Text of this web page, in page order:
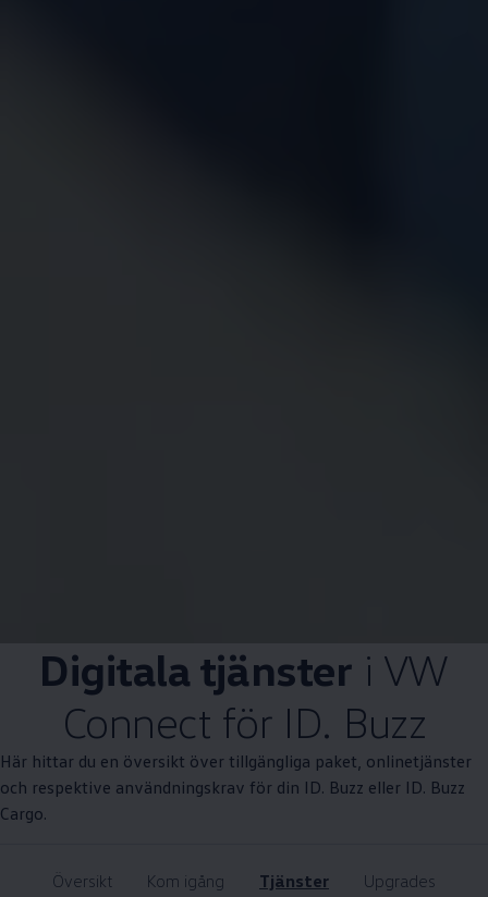
Digitala tjänster i VW
Connect för ID. Buzz
Här hittar du en översikt över tillgängliga paket, onlinetjänster
och respektive användningskrav för din ID. Buzz eller ID. Buzz
Cargo.
Översikt Kom igång Tjänster Upgrades